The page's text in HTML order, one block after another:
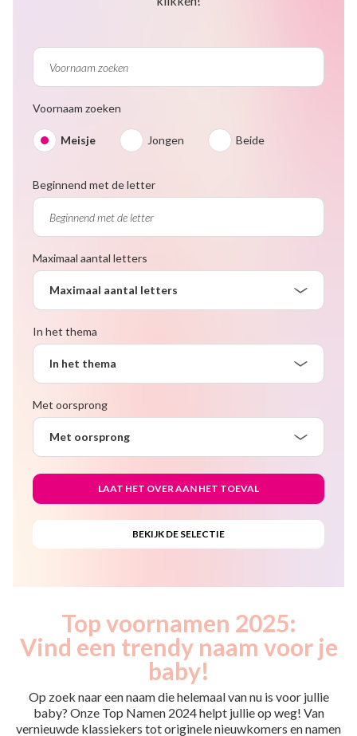
Voornaam zoeken
Meisje Jongen Beide
Beginnend met de letter
Maximaal aantal letters
Maximaal aantal letters
In het thema
In het thema
Met oorsprong
Met oorsprong
Top voornamen 2025:
Vind een trendy naam voor je
baby!
Op zoek naar een naam die helemaal van nu is voor jullie
baby? Onze Top Namen 2024 helpt jullie op weg! Van
vernieuwde klassiekers tot originele nieuwkomers en namen